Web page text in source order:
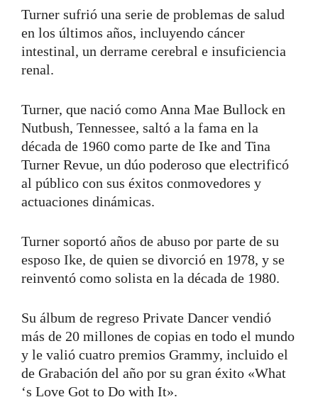
Turner sufrió una serie de problemas de salud
en los últimos años, incluyendo cáncer
intestinal, un derrame cerebral e insuficiencia
renal.
Turner, que nació como Anna Mae Bullock en
Nutbush, Tennessee, saltó a la fama en la
década de 1960 como parte de Ike and Tina
Turner Revue, un dúo poderoso que electrificó
al público con sus éxitos conmovedores y
actuaciones dinámicas.
Turner soportó años de abuso por parte de su
esposo Ike, de quien se divorció en 1978, y se
reinventó como solista en la década de 1980.
Su álbum de regreso Private Dancer vendió
más de 20 millones de copias en todo el mundo
y le valió cuatro premios Grammy, incluido el
de Grabación del año por su gran éxito «What
‘s Love Got to Do with It».